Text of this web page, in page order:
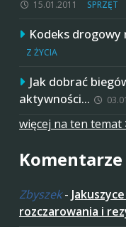
15.01.2011 SPRZĘT
Kodeks drogowy
Z ŻYCIA
Jak dobrać
aktywności…
więcej na ten temat
Komentarze
Zbyszek-
rozczarowania i